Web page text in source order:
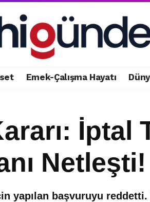
Emek-Çalışma Hayatı
İptal
Netleşti!
yapılan başvuruyu